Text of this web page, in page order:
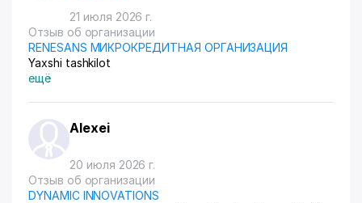
21 июля 2026 г.
Отзыв об организации
RENESANS МИКРОКРЕДИТНАЯ ОРГАНИЗАЦИЯ
Yaxshi tashkilot
ещё
Alexei
20 июля 2026 г.
Отзыв об организации
DYNAMIC INNOVATIONS